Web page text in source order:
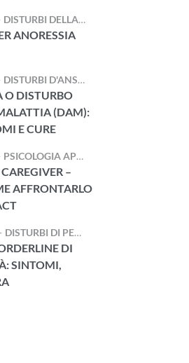
DISTURBI DELLA NUTRIZIONE E DELL'ALIMENTAZIONE
ANORESSIA
DISTURBI D'ANSIA
O DISTURBO
(DAM):
E CURE
PSICOLOGIA APPLICATA
–
AFFRONTARLO
DISTURBI DI PERSONALITÀ
DI
SINTOMI,